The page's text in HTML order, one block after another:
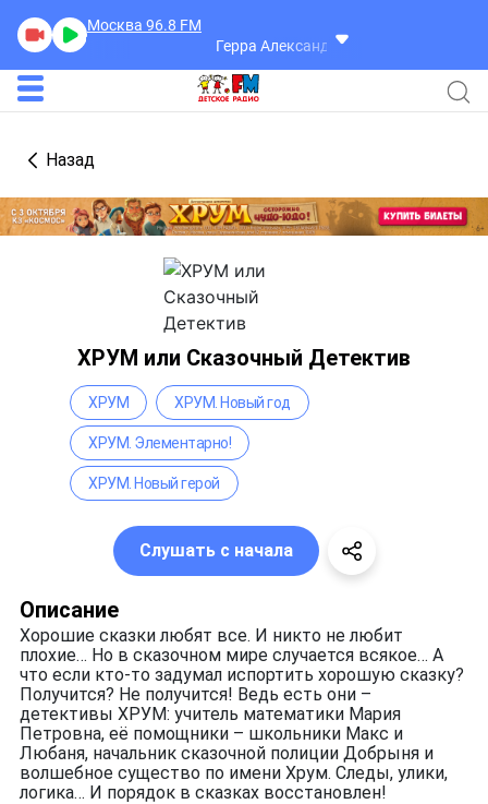
Москва 96.8 FM
Герра Александр
Разговоры
Назад
ХРУМ или Сказочный Детектив
Описание
Хорошие сказки любят все. И никто не любит
плохие… Но в сказочном мире случается всякое… А
что если кто-то задумал испортить хорошую сказку?
Получится? Не получится! Ведь есть они –
детективы ХРУМ: учитель математики Мария
Петровна, её помощники – школьники Макс и
Любаня, начальник сказочной полиции Добрыня и
волшебное существо по имени Хрум. Следы, улики,
логика… И порядок в сказках восстановлен!
ХРУМ ХРУМ. Новый год
ХРУМ. Элементарно!
ХРУМ. Новый герой
Слушать с начала